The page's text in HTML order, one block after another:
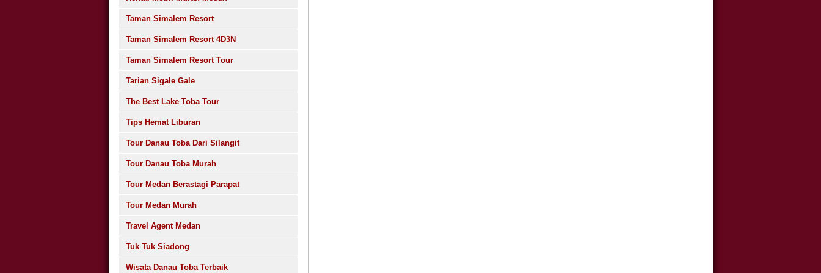
Taman Simalem Resort
Taman Simalem Resort 4D3N
Taman Simalem Resort Tour
Tarian Sigale Gale
The Best Lake Toba Tour
Tips Hemat Liburan
Tour Danau Toba Dari Silangit
Tour Danau Toba Murah
Tour Medan Berastagi Parapat
Tour Medan Murah
Travel Agent Medan
Tuk Tuk Siadong
Wisata Danau Toba Terbaik